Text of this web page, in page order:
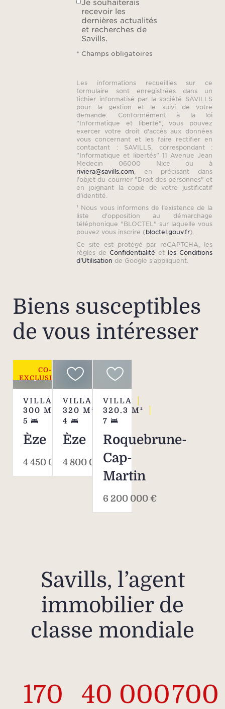
recevoir les
dernières actualités
et recherches de
Savills.
* Champs obligatoires
Les informations recueillies sur ce
formulaire sont enregistrées dans un
fichier informatisé par la société SAVILLS
pour la gestion et le suivi de votre
demande. Conformément à la loi
"Informatique et liberté", vous pouvez
exercer votre droit d'accès aux données
vous concernant et les faire rectifier en
contactant : SAVILLS, correspondant :
"Informatique et libertés" 11 Avenue Jean
Medecin 06000 Nice ou à
riviera@savills.com , en précisant dans
l'objet du courrier "Droit des personnes" et
en joignant la copie de votre justificatif
d'identité.
¹ Nous vous informons de l’existence de la
liste d'opposition au démarchage
téléphonique "BLOCTEL" sur laquelle vous
pouvez vous inscrire (bloctel.gouv.fr).
Ce site est protégé par reCAPTCHA, les
règles deConfidentialité et les Conditions
d'Utilisation de Google s'appliquent.
Biens susceptibles
de vous intéresser
CO-
EXCLUSIVITÉ
VILLA
300 M²
5
Èze
4 450 000 €
VILLA
320 M²
4
Èze
4 800 000 €
VILLA
320.3 M²
7
Roquebrune-
Cap-
Martin
6 200 000 €
Savills, l’agent
immobilier de
classe mondiale
170 40 000700